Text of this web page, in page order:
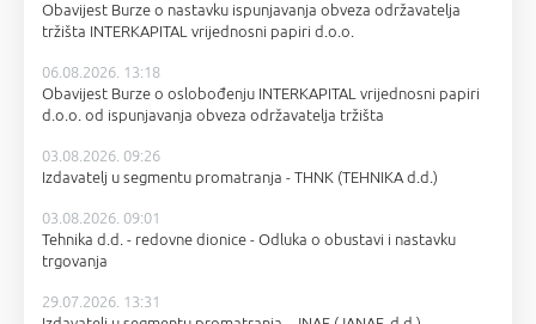
Obavijest Burze o nastavku ispunjavanja obveza održavatelja
tržišta INTERKAPITAL vrijednosni papiri d.o.o.
06.08.2026. 13:18
Obavijest Burze o oslobođenju INTERKAPITAL vrijednosni papiri
d.o.o. od ispunjavanja obveza održavatelja tržišta
03.08.2026. 09:26
Izdavatelj u segmentu promatranja - THNK (TEHNIKA d.d.)
03.08.2026. 09:01
Tehnika d.d. - redovne dionice - Odluka o obustavi i nastavku
trgovanja
29.07.2026. 13:31